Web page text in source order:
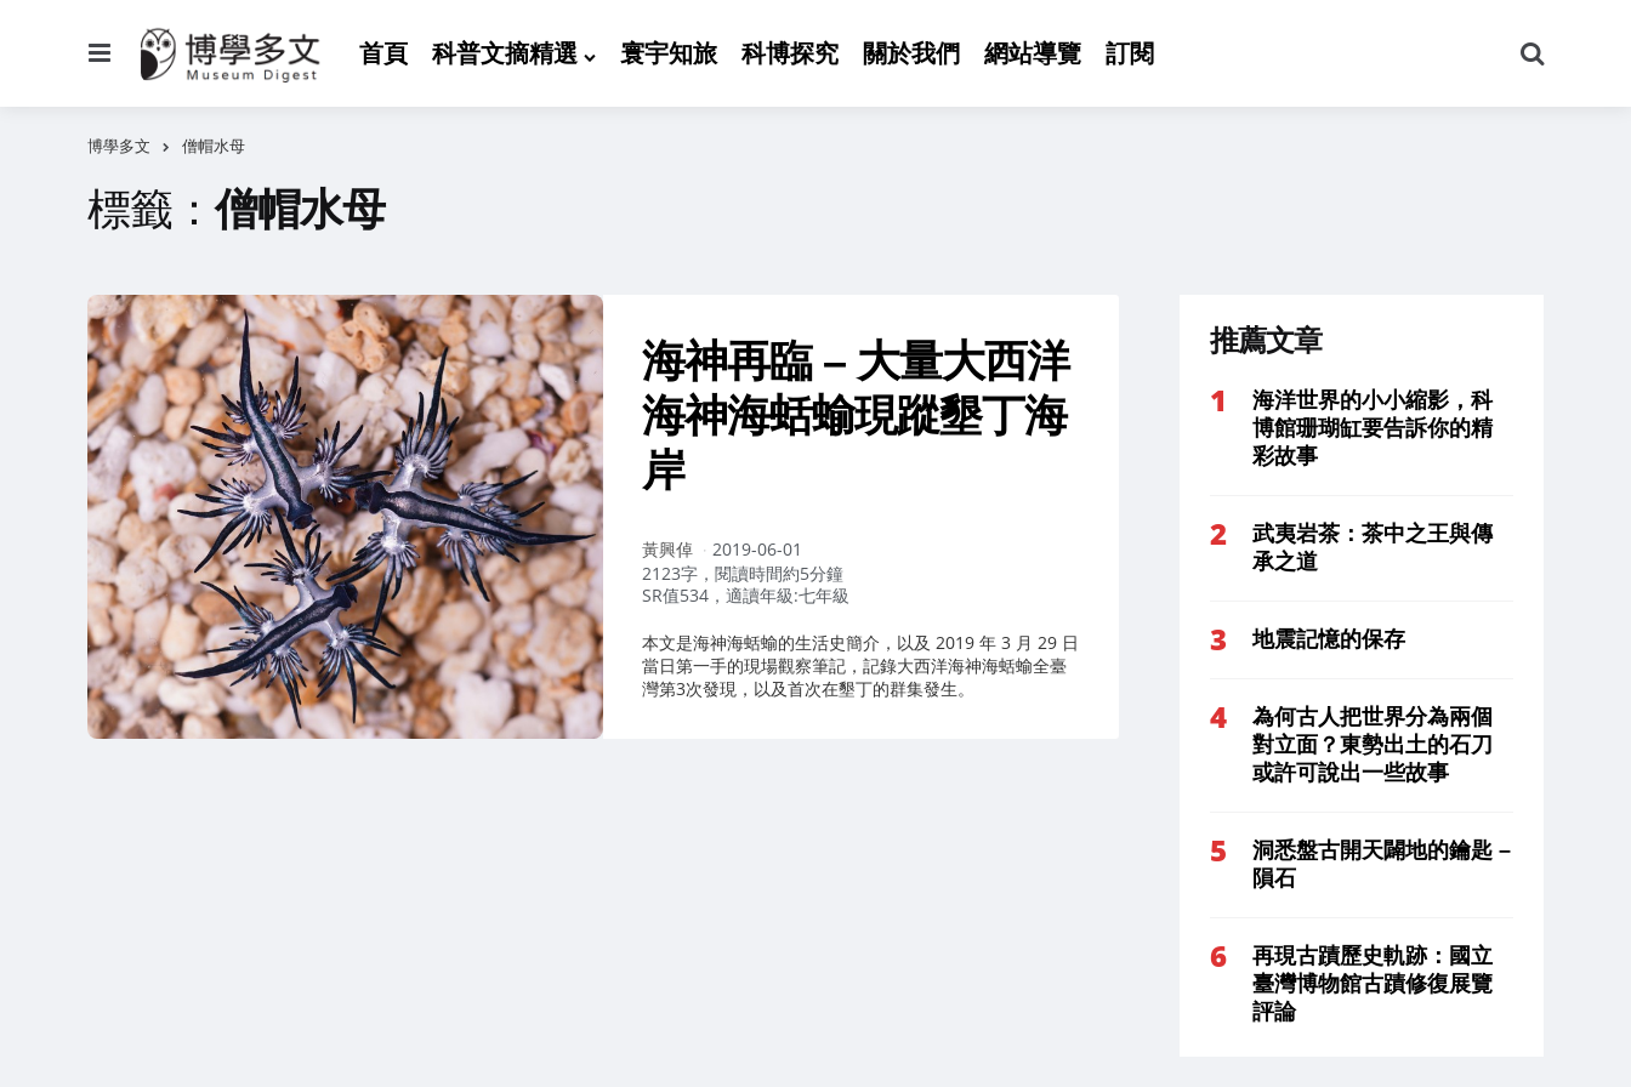
首頁 科普文摘精選 寰宇知旅 科博探究 關於我們 網站導覽 訂閱
尋
博學多文 僧帽水母
標籤：僧帽水母
海神再臨 – 大量大西洋
海神海蛞蝓現蹤墾丁海
岸
作
者：
黃興倬
2019-06-01
2123字，閱讀時間約5分鐘
SR值534，適讀年級:七年級
本文是海神海蛞蝓的生活史簡介，以及 2019 年 3 月 29 日
當日第一手的現場觀察筆記，記錄大西洋海神海蛞蝓全臺
灣第3次發現，以及首次在墾丁的群集發生。
推薦文章
海洋世界的小小縮影，科
博館珊瑚缸要告訴你的精
彩故事
武夷岩茶：茶中之王與傳
承之道
地震記憶的保存
為何古人把世界分為兩個
對立面？東勢出土的石刀
或許可說出一些故事
洞悉盤古開天闢地的鑰匙 –
隕石
再現古蹟歷史軌跡：國立
臺灣博物館古蹟修復展覽
評論